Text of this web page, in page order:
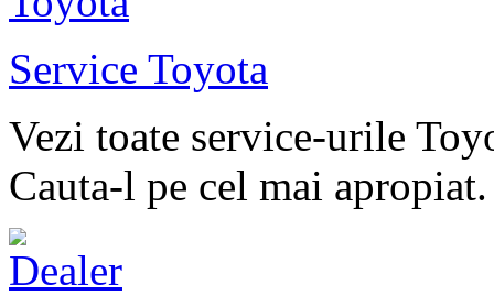
Service Toyota
Vezi toate service-urile
Cauta-l pe cel mai apropiat.